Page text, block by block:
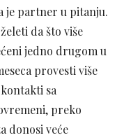
je partner u pitanju.
da što više
jedno drugom u
provesti više
sa
preko
donosi veće